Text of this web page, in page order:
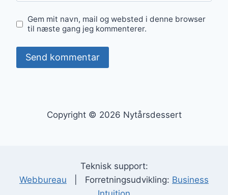
Gem mit navn, mail og websted i denne browser
til næste gang jeg kommenterer.
Copyright © 2026 Nytårsdessert
Teknisk support:
Webbureau | Forretningsudvikling: Business